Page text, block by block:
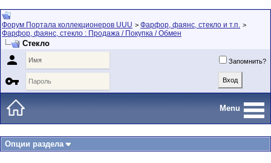
Форум Портала коллекционеров UUU > Фарфор, фаянс, стекло и т.п. >
Фарфор, фаянс, стекло : Продажа / Покупка / Обмен
Стекло
 Запомнить?

Menu
Опции раздела